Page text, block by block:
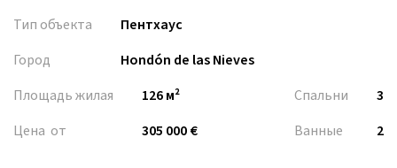
Тип объекта
Пентхаус
Город
Hondón de las Nieves
Площадь жилая
126 м²
Цена от
305 000 €
Спальни
3
Ванные
2